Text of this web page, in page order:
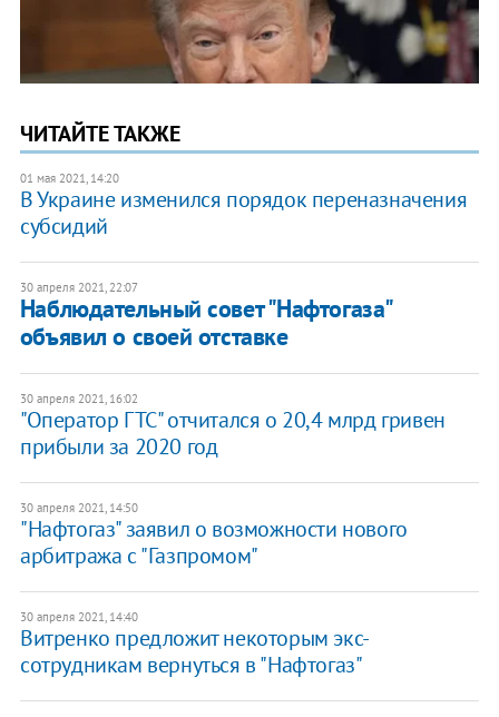
ЧИТАЙТЕ ТАКЖЕ
01 мая 2021, 14:20
В Украине изменился порядок переназначения
субсидий
30 апреля 2021, 22:07
Наблюдательный совет "Нафтогаза"
объявил о своей отставке
30 апреля 2021, 16:02
"Оператор ГТС" отчитался о 20,4 млрд гривен
прибыли за 2020 год
30 апреля 2021, 14:50
"Нафтогаз" заявил о возможности нового
арбитража с "Газпромом"
30 апреля 2021, 14:40
Витренко предложит некоторым экс-
сотрудникам вернуться в "Нафтогаз"